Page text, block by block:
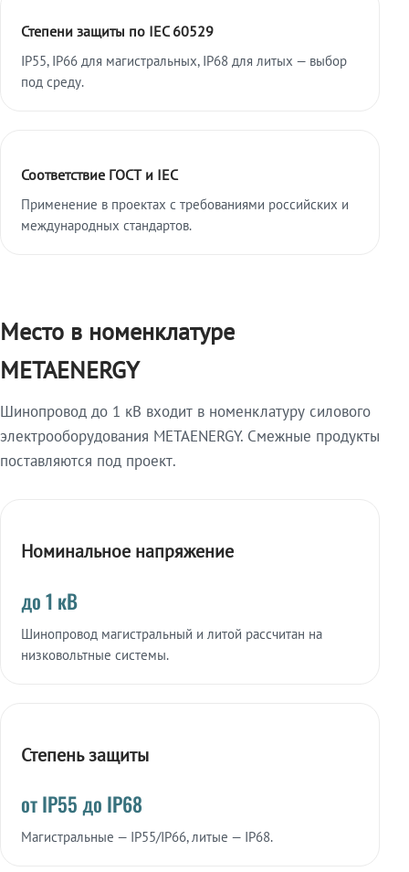
Степени защиты по IEC 60529
IP55, IP66 для магистральных, IP68 для литых — выбор
под среду.
Соответствие ГОСТ и IEC
Применение в проектах с требованиями российских и
международных стандартов.
Место в номенклатуре
METAENERGY
Шинопровод до 1 кВ входит в номенклатуру силового
электрооборудования METAENERGY. Смежные продукты
поставляются под проект.
Номинальное напряжение
до 1 кВ
Шинопровод магистральный и литой рассчитан на
низковольтные системы.
Степень защиты
от IP55 до IP68
Магистральные — IP55/IP66, литые — IP68.